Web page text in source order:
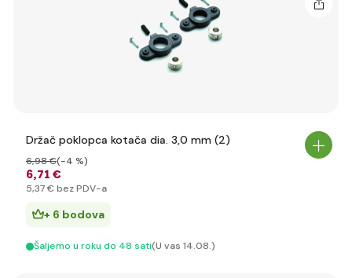
Držač poklopca kotača dia. 3,0 mm (2)
6,71 €
6,98 €(-4 %)
5,37 € bez PDV-a
+ 6 bodova
Šaljemo u roku do 48 sati(U vas 14.08.)